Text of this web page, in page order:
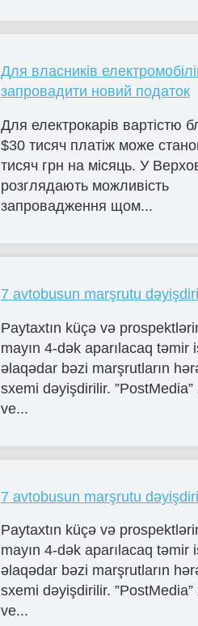
Для власників
запровадити новий податок
Для електрокарів вартістю
$30 тисяч платіж може
тисяч грн на місяць. У
розглядають можливість
запровадження щом...
7 avtobusun marşrutu
Paytaxtın küçə və
mayın 4-dək aparılacaq təmir
əlaqədar bəzi marşrutların
sxemi dəyişdirilir. ”PostMedia”
ve...
7 avtobusun marşrutu
Paytaxtın küçə və
mayın 4-dək aparılacaq təmir
əlaqədar bəzi marşrutların
sxemi dəyişdirilir. ”PostMedia”
ve...